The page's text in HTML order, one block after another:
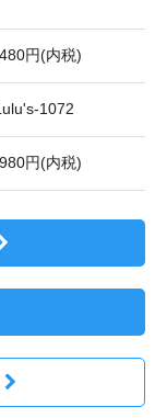
円(内税)
Lulu's-1072
円(内税)